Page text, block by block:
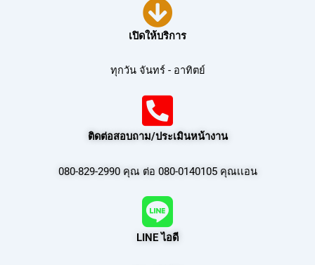
เปิดให้บริการ
ทุกวัน จันทร์ - อาทิตย์
ติดต่อสอบถาม/ประเมินหน้างาน
080-829-2990 คุณ ต่อ 080-0140105 คุณเเอน
LINE ไอดี